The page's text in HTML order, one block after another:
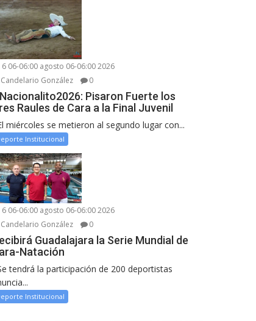
6 06-06:00 agosto 06-06:00 2026
Candelario González
0
Pisaron Fuerte los
Raules de Cara a la Final Juvenil
miércoles se metieron al segundo lugar con...
Institucional
6 06-06:00 agosto 06-06:00 2026
Candelario González
0
Guadalajara la Serie Mundial de
Natación
tendrá la participación de 200 deportistas
Institucional